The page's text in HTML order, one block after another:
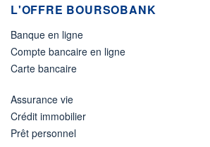
L'OFFRE BOURSOBANK
Banque en ligne
Compte bancaire en ligne
Carte bancaire
Assurance vie
Crédit immobilier
Prêt personnel